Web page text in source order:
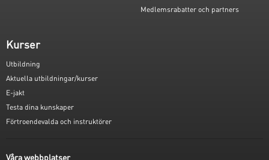
Medlemsrabatter och partners
Kurser
Utbildning
Aktuella utbildningar/kurser
E-jakt
Testa dina kunskaper
Förtroendevalda och instruktörer
Våra webbplatser